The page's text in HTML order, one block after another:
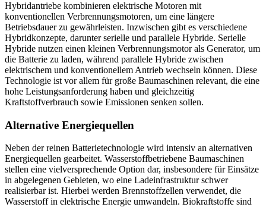
Hybridantriebe kombinieren elektrische Motoren mit
konventionellen Verbrennungsmotoren, um eine längere
Betriebsdauer zu gewährleisten. Inzwischen gibt es verschiedene
Hybridkonzepte, darunter serielle und parallele Hybride. Serielle
Hybride nutzen einen kleinen Verbrennungsmotor als Generator, um
die Batterie zu laden, während parallele Hybride zwischen
elektrischem und konventionellem Antrieb wechseln können. Diese
Technologie ist vor allem für große Baumaschinen relevant, die eine
hohe Leistungsanforderung haben und gleichzeitig
Kraftstoffverbrauch sowie Emissionen senken sollen.
Alternative Energiequellen
Neben der reinen Batterietechnologie wird intensiv an alternativen
Energiequellen gearbeitet. Wasserstoffbetriebene Baumaschinen
stellen eine vielversprechende Option dar, insbesondere für Einsätze
in abgelegenen Gebieten, wo eine Ladeinfrastruktur schwer
realisierbar ist. Hierbei werden Brennstoffzellen verwendet, die
Wasserstoff in elektrische Energie umwandeln. Biokraftstoffe sind